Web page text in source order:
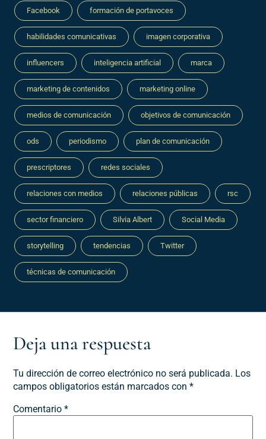
Facebook formación de portavoces
habilidades comunicativas imagen corporativa
influencers inteligencia artificial marca
marketing de contenidos marketing online
medios de comunicación objetivos de comunicación
ods periodismo plan de comunicación
prescriptores redes sociales
relaciones con medios relaciones públicas rsc
sector financiero Silvia Albert Social Media
storytelling tendencias Twitter
técnicas de comunicación
Deja una respuesta
Tu dirección de correo electrónico no será publicada. Los
campos obligatorios están marcados con*
Comentario*